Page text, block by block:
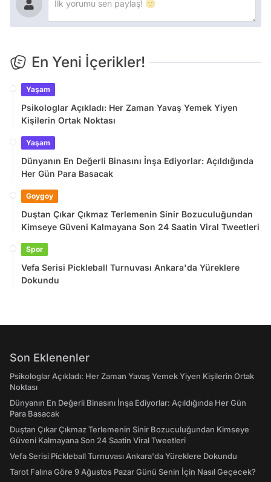
En Yeni İçerikler!
Yaşam
Psikologlar Açıkladı: Her Zaman Yavaş Yemek Yiyen
Kişilerin Ortak Noktası
Yaşam
Dünyanın En Değerli Binasını İnşa Ediyorlar: Açıldığında
Her Gün Para Basacak
Goygoy
Duştan Çıkar Çıkmaz Terlemenin Sinir Bozuculuğundan
Kimseye Güveni Kalmayana Son 24 Saatin Viral Tweetleri
Spor
Vefa Serisi Pickleball Turnuvası Ankara'da Yüreklere
Dokundu
Son Eklenenler
Psikologlar Açıkladı: Her Zaman Yavaş Yemek Yiyen Kişilerin Ortak
Noktası
Dünyanın En Değerli Binasını İnşa Ediyorlar: Açıldığında Her Gün
Para Basacak
Duştan Çıkar Çıkmaz Terlemenin Sinir Bozuculuğundan Kimseye
Güveni Kalmayana Son 24 Saatin Viral Tweetleri
Vefa Serisi Pickleball Turnuvası Ankara'da Yüreklere Dokundu
Tarot Falına Göre 9 Ağustos Pazar Günü Senin İçin Nasıl Geçecek?